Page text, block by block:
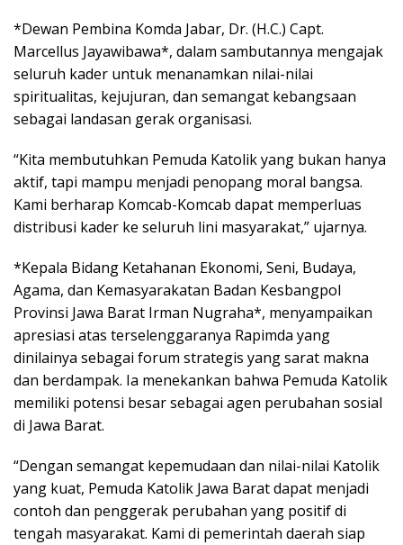
*Dewan Pembina Komda Jabar, Dr. (H.C.) Capt.
Marcellus Jayawibawa*, dalam sambutannya mengajak
seluruh kader untuk menanamkan nilai-nilai
spiritualitas, kejujuran, dan semangat kebangsaan
sebagai landasan gerak organisasi.
“Kita membutuhkan Pemuda Katolik yang bukan hanya
aktif, tapi mampu menjadi penopang moral bangsa.
Kami berharap Komcab-Komcab dapat memperluas
distribusi kader ke seluruh lini masyarakat,” ujarnya.
*Kepala Bidang Ketahanan Ekonomi, Seni, Budaya,
Agama, dan Kemasyarakatan Badan Kesbangpol
Provinsi Jawa Barat Irman Nugraha*, menyampaikan
apresiasi atas terselenggaranya Rapimda yang
dinilainya sebagai forum strategis yang sarat makna
dan berdampak. Ia menekankan bahwa Pemuda Katolik
memiliki potensi besar sebagai agen perubahan sosial
di Jawa Barat.
“Dengan semangat kepemudaan dan nilai-nilai Katolik
yang kuat, Pemuda Katolik Jawa Barat dapat menjadi
contoh dan penggerak perubahan yang positif di
tengah masyarakat. Kami di pemerintah daerah siap